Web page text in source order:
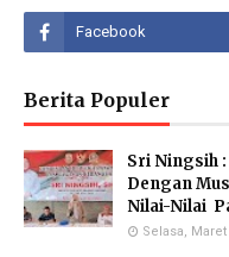
Berita Populer
Sri Ningsih
Dengan
Nilai-Nilai
Selasa, Maret